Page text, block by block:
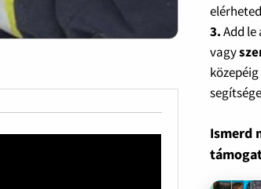
3.Add
vagy
közepéig
Ismerd